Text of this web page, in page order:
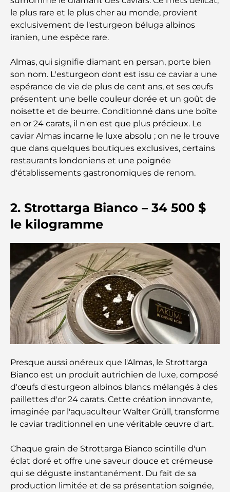
de Palm Jumeirah
Découvrez les meilleurs petits-déjeuners de
Business Bay, à Dubaï.
Hôpitaux publics à Dubaï : des soins de santé
complets pour tous
Lamborghini les plus chères jamais construites : la
liste ultime des collectionneurs
L'école GEMS la plus chère de Dubaï : un guide
complet pour les parents
Les meilleures écoles près de Damac Hills 2 : un
Les meilleurs restaurants indiens de Dubaï : un
voyage culinaire
Découvrez la promenade de Palm Jumeirah : une
balade placée sous le signe du luxe et des
panoramas.
Meilleurs quartiers où vivre en famille à Dubaï :
découvrez les meilleures options
Hôtels 5 étoiles à Dubaï : un luxe inégalé pour
chaque voyageur
Que faire dans le centre-ville de Dubaï : votre
guide ultime
Les meilleurs iftars à Dubaï : 7 adresses
incontournables pour un repas de Ramadan
mémorable
Cafés à Business Bay : l’alliance parfaite du café et
de la convivialité
Restaurants étoilés Michelin à Dubaï : un circuit
le plus rare et le plus cher au monde, provient
exclusivement de l'esturgeon béluga albinos
iranien, une espèce rare.
Almas, qui signifie diamant en persan, porte bien
son nom. L'esturgeon dont est issu ce caviar a une
espérance de vie de plus de cent ans, et ses œufs
présentent une belle couleur dorée et un goût de
noisette et de beurre. Conditionné dans une boîte
en or 24 carats, il n'en est que plus précieux. Le
caviar Almas incarne le luxe absolu ; on ne le trouve
que dans quelques boutiques exclusives, certains
restaurants londoniens et une poignée
d'établissements gastronomiques de renom.
2. Strottarga Bianco – 34 500 $
le kilogramme
Presque aussi onéreux que l'Almas, le Strottarga
Bianco est un produit autrichien de luxe, composé
d'œufs d'esturgeon albinos blancs mélangés à des
paillettes d'or 24 carats. Cette création innovante,
imaginée par l'aquaculteur Walter Grüll, transforme
le caviar traditionnel en une véritable œuvre d'art.
Chaque grain de Strottarga Bianco scintille d'un
éclat doré et offre une saveur douce et crémeuse
qui se déguste instantanément. Du fait de sa
production limitée et de sa présentation soignée,